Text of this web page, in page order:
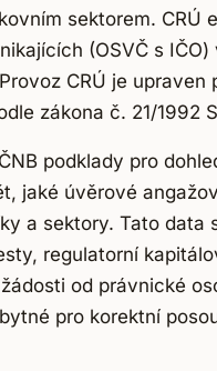
sektorem. CRÚ
(OSVČ s
CRÚ je upraven
zákona č. 21/1992
podklady pro
jaké úvěrové
a sektory. Tato data
regulatorní
od právnické
pro korektní